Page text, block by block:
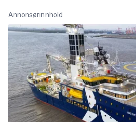
Annonsørinnhold